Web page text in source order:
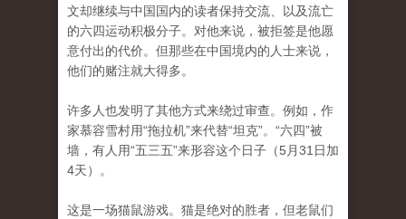
文却继续与中国国内的读者保持交流、以及流亡
的六四运动积极分子。对他来说，被拒签是他愿
意付出的代价。但那些在中国境内的人士来说，
他们的赌注就大得多。
许多人也发明了其他方式来绕过审查。例如，作
家慕容雪村用“拖拉机”来代替“坦克”。“六四”被
墙，有人用“五三五”来形容这个日子（5月31日加
4天）。
这是一场猫鼠游戏。猫是绝对的胜者，但老鼠们